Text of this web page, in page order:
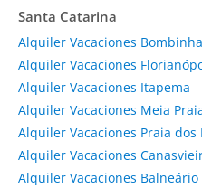
Santa Catarina
Alquiler Vacaciones
Alquiler Vacaciones
Alquiler Vacaciones Itapema
Alquiler Vacaciones Meia
Alquiler Vacaciones Praia dos
Alquiler Vacaciones
Alquiler Vacaciones